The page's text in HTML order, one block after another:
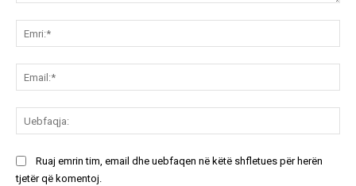
Ruaj emrin tim, email dhe uebfaqen në këtë shfletues për herën
tjetër që komentoj.